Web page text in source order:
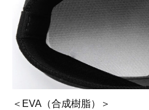
＜EVA（合成樹脂）＞